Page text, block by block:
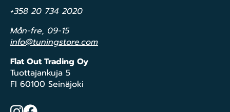
+358 20 734 2020
Mån-fre, 09-15
info@tuningstore.com
Flat Out Trading Oy
Tuottajankuja 5
FI 60100 Seinäjoki